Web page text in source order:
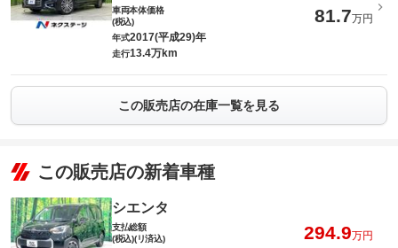
車両本体価格
(税込)
81.7万円
年式2017(平成29)年
走行13.4万km
この販売店の在庫一覧を見る
この販売店の新着車種
シエンタ
支払総額
(税込)(リ済込)
294.9万円